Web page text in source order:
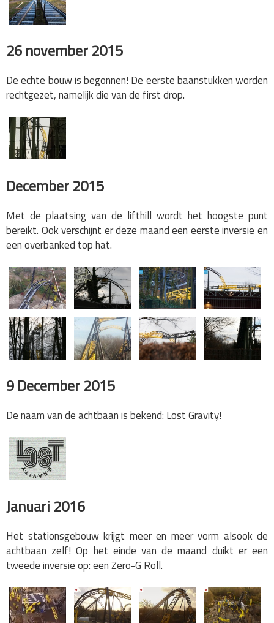
26 november 2015
De echte bouw is begonnen! De eerste baanstukken worden
rechtgezet, namelijk die van de first drop.
December 2015
Met de plaatsing van de lifthill wordt het hoogste punt
bereikt. Ook verschijnt er deze maand een eerste inversie en
een overbanked top hat.
9 December 2015
De naam van de achtbaan is bekend: Lost Gravity!
Januari 2016
Het stationsgebouw krijgt meer en meer vorm alsook de
achtbaan zelf! Op het einde van de maand duikt er een
tweede inversie op: een Zero-G Roll.